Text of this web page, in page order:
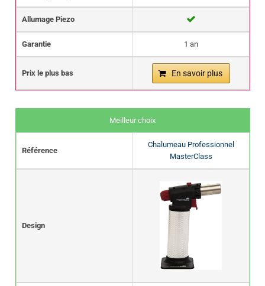
Allumage Piezo
Garantie 1 an
Prix le plus bas En savoir plus
Meilleur choix
Référence
Chalumeau Professionnel
MasterClass
Design